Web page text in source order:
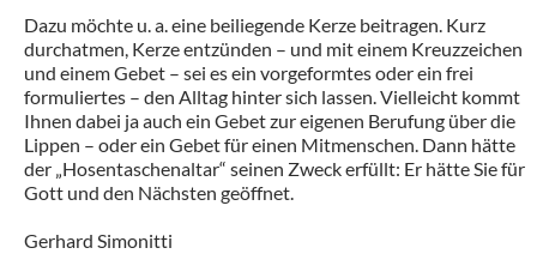
Dazu möchte u. a. eine beiliegende Kerze beitragen. Kurz
durchatmen, Kerze entzünden – und mit einem Kreuzzeichen
und einem Gebet – sei es ein vorgeformtes oder ein frei
formuliertes – den Alltag hinter sich lassen. Vielleicht kommt
Ihnen dabei ja auch ein Gebet zur eigenen Berufung über die
Lippen – oder ein Gebet für einen Mitmenschen. Dann hätte
der „Hosentaschenaltar“ seinen Zweck erfüllt: Er hätte Sie für
Gott und den Nächsten geöffnet.
Gerhard Simonitti